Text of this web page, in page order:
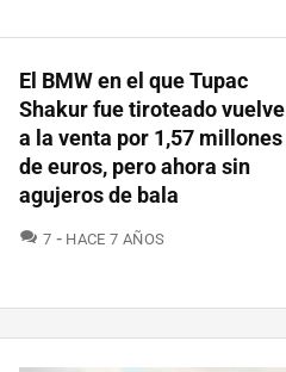
El BMW en el que Tupac
Shakur fue tiroteado vuelve
a la venta por 1,57 millones
de euros, pero ahora sin
agujeros de bala
7 COMENTARIOS
HACE 7 AÑOS